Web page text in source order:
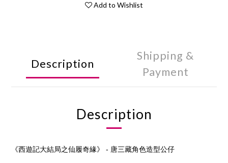
Add to Wishlist
Description
Shipping &
Payment
Description
《西遊記大結局之仙履奇緣》 - 唐三藏角色造型公仔